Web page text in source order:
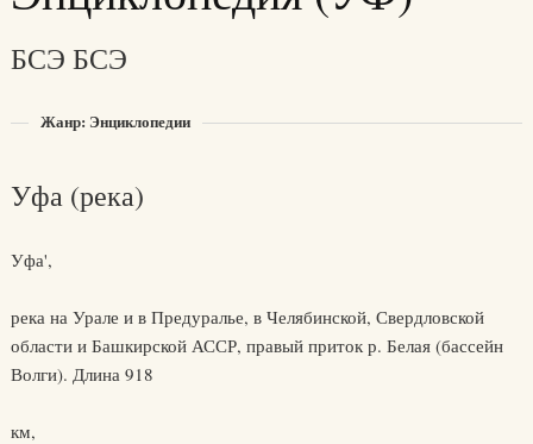
БСЭ БСЭ
Жанр: Энциклопедии
Уфа (река)
Уфа',
река на Урале и в Предуралье, в Челябинской, Свердловской
области и Башкирской АССР, правый приток р. Белая (бассейн
Волги). Длина 918
км,